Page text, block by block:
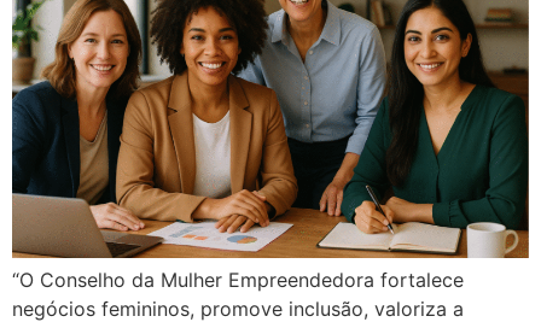
“O Conselho da Mulher Empreendedora fortalece
negócios femininos, promove inclusão, valoriza a